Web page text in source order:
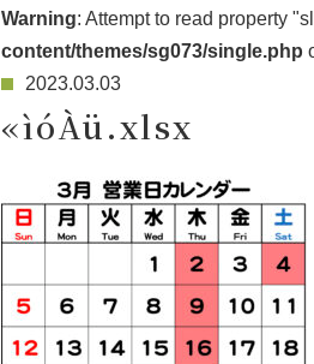
Warning: Attempt to read property
content/themes/sg073/single.php
2023.03.03
«ìóÀü.xlsx